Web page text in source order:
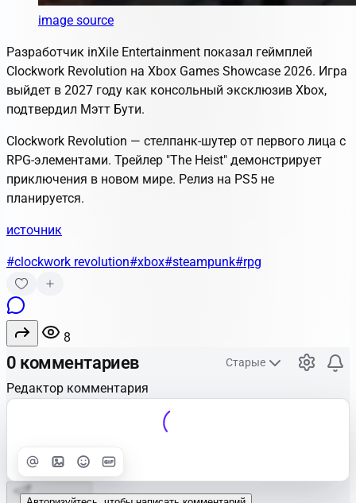
image source
Разработчик inXile Entertainment показал геймплей
Clockwork Revolution на Xbox Games Showcase 2026. Игра
выйдет в 2027 году как консольный эксклюзив Xbox,
подтвердил Мэтт Бути.
Clockwork Revolution — стелпанк-шутер от первого лица с
RPG-элементами. Трейлер "The Heist" демонстрирует
приключения в новом мире. Релиз на PS5 не
планируется.
источник
#clockwork revolution#xbox#steampunk#rpg
8
0 комментариев Старые
Редактор комментария
Улучшить
Отправить